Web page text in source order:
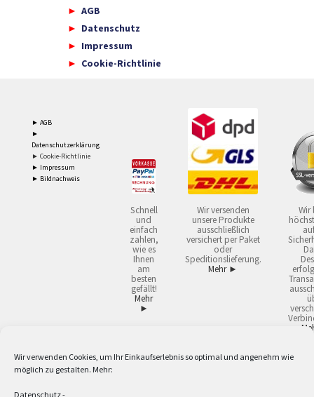
Wir verwenden Cookies, um Ihr Einkaufserlebnis so optimal und angenehm wie
möglich zu gestalten. Mehr:
Datenschutz-
AGB
Datenschutz
Impressum
Cookie-Richtlinie
► AGB
►
Datenschutzerklärung
► Cookie-Richtlinie
► Impressum
► Bildnachweis
Schnell
und
einfach
zahlen,
wie es
Ihnen
am
besten
gefällt!
Mehr
►
Wir versenden
unsere Produkte
ausschließlich
versichert per Paket
oder
Speditionslieferung.
Mehr ►
Wir
2 Lieferzeiten gelten mit Express-24.
Versandkostenfrei ab 59,90 € Nettowarenwert. Inseln ausgenommen. Unsere